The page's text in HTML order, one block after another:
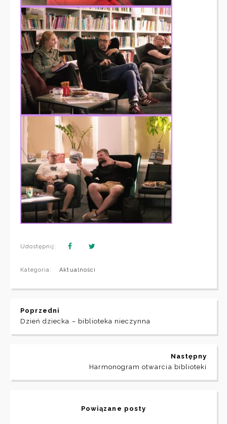
Udostępnij:
Kategoria: Aktualności
Poprzedni
Dzień dziecka – biblioteka nieczynna
Następny
Harmonogram otwarcia biblioteki
Powiązane posty